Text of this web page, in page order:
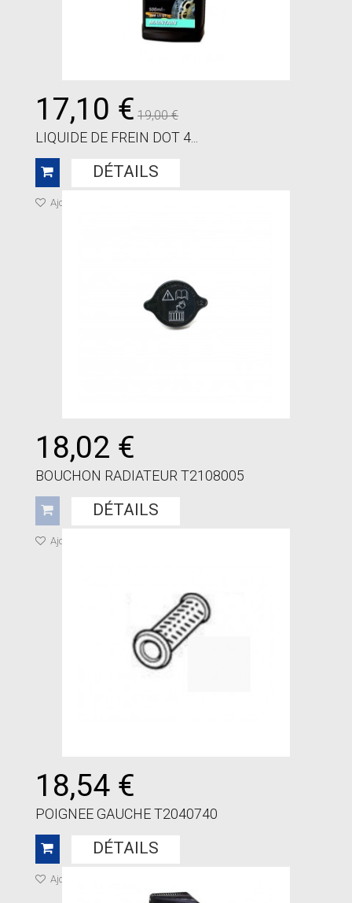
17,10 € 19,00 €
LIQUIDE DE FREIN DOT 4...
DÉTAILS
Ajouter à ma liste de cadeaux
18,02 €
BOUCHON RADIATEUR T2108005
DÉTAILS
Ajouter à ma liste de cadeaux
18,54 €
POIGNEE GAUCHE T2040740
DÉTAILS
Ajouter à ma liste de cadeaux